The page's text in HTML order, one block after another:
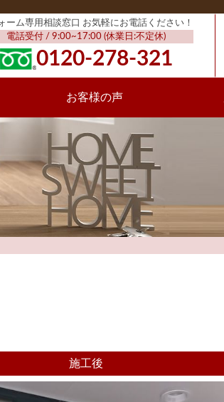
ーム専用相談窓口 お気軽にお電話ください！
電話受付 / 9:00~17:00 (休業日:不定休)
0120-278-321
お客様の声